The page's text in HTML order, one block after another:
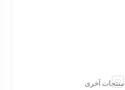
منتجات آخرى